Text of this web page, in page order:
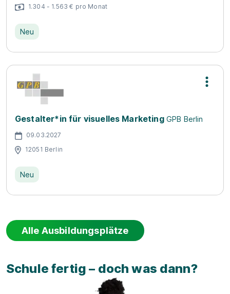
1.304 - 1.563 € pro Monat
Neu
Gestalter*in für visuelles Marketing GPB Berlin
09.03.2027
12051 Berlin
Neu
Alle Ausbildungsplätze
Schule fertig – doch was dann?